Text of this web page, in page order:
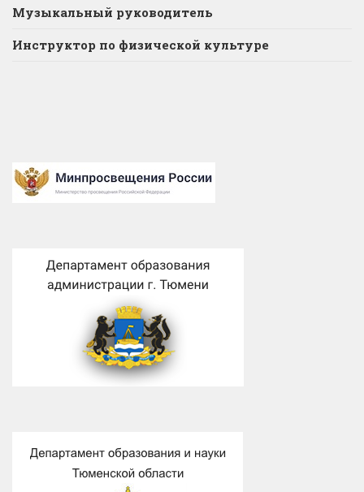
Музыкальный руководитель
Инструктор по физической культуре